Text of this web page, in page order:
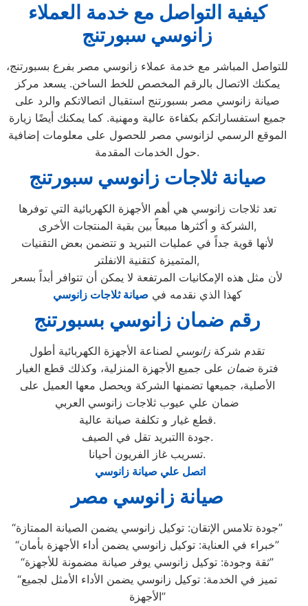
كيفية التواصل مع خدمة العملاء
زانوسي سبورتنج
للتواصل المباشر مع خدمة عملاء زانوسي مصر بفرع بسبورتنج،
يمكنك الاتصال بالرقم المخصص للخط الساخن. يسعد مركز
صيانة زانوسي مصر بسبورتنج استقبال اتصالاتكم والرد على
جميع استفساراتكم بكفاءة عالية ومهنية. كما يمكنك أيضًا زيارة
الموقع الرسمي لزانوسي مصر للحصول على معلومات إضافية
حول الخدمات المقدمة.
صيانة ثلاجات زانوسي سبورتنج
تعد ثلاجات زانوسي هي أهم الأجهزة الكهربائية التي توفرها
الشركة و أكثرها مبيعاً بين بقية المنتجات الأخرى,
لأنها قوية جداً في عمليات التبريد و تتضمن بعض التقنيات
المتميزة كتقنية الانفلتر,
لأن مثل هذه الإمكانيات المرتفعة لا يمكن أن تتوافر أبداً بسعر
كهذا الذي نقدمه في صيانة ثلاجات زانوسي
رقم ضمان زانوسي بسبورتنج
تقدم شركة زانوسي لصناعة الأجهزة الكهربائية أطول
فترةضمان على جميع الأجهزة المنزلية، وكذلك قطع الغيار
الأصلية، جميعها تضمنها الشركة ويحصل معها العميل على
ضمان علي عيوب ثلاجات زانوسي العربي
قطع غيار و تكلفة صيانة عالية.
جودة االتبريد تقل في الصيف.
تسريب غاز الفريون أحيانا.
اتصل علي صيانة زانوسي
صيانة زانوسي مصر
“جودة تلامس الإتقان: توكيل زانوسي يضمن الصيانة الممتازة”
“خبراء في العناية: توكيل زانوسي يضمن أداء الأجهزة بأمان”
“ثقة وجودة: توكيل زانوسي يوفر صيانة مضمونة للأجهزة”
“تميز في الخدمة: توكيل زانوسي يضمن الأداء الأمثل لجميع
الأجهزة”